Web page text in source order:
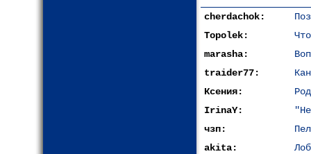
cherdachok:
Topolek:
marasha:
traider77:
Ксения:
IrinaY:
чзп:
akita: